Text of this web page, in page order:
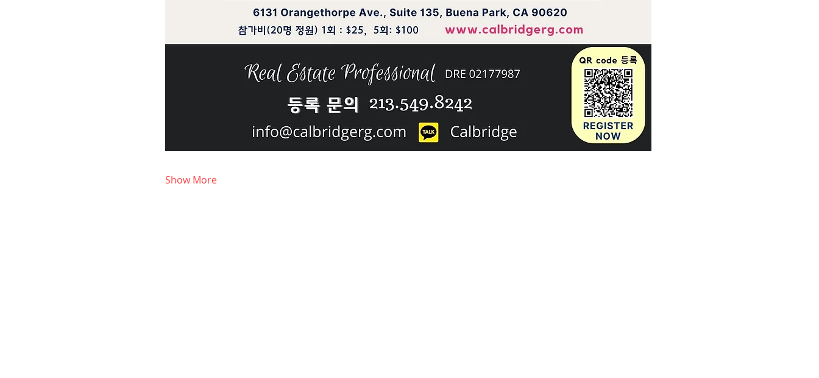
Show More